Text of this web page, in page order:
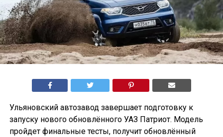
Ульяновский автозавод завершает подготовку к
запуску нового обновлённого УАЗ Патриот. Модель
пройдет финальные тесты, получит обновлённый